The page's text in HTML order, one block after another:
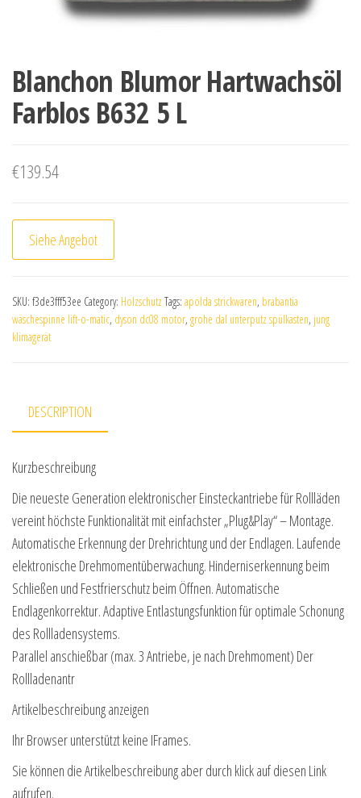
Blanchon Blumor Hartwachsöl
Farblos B632 5 L
€139.54
Siehe Angebot
SKU: f3de3fff53ee Category: Holzschutz Tags: apolda strickwaren, brabantia
wäschespinne lift-o-matic, dyson dc08 motor, grohe dal unterputz spülkasten, jung
klimagerät
DESCRIPTION
Kurzbeschreibung
Die neueste Generation elektronischer Einsteckantriebe für Rollläden
vereint höchste Funktionalität mit einfachster „Plug&Play“ – Montage.
Automatische Erkennung der Drehrichtung und der Endlagen. Laufende
elektronische Drehmomentüberwachung. Hinderniserkennung beim
Schließen und Festfrierschutz beim Öffnen. Automatische
Endlagenkorrektur. Adaptive Entlastungsfunktion für optimale Schonung
des Rollladensystems.
Parallel anschießbar (max. 3 Antriebe, je nach Drehmoment) Der
Rollladenantr
Artikelbeschreibung anzeigen
Ihr Browser unterstützt keine IFrames.
Sie können die Artikelbeschreibung aber durch klick auf diesen Link
aufrufen.